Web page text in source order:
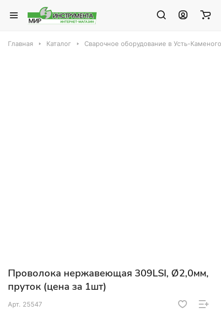
Главная Каталог Сварочное оборудование в Усть-
Проволока нержавеющая 309LSI, Ø2,0мм,
пруток (цена за 1шт)
Арт. 25547